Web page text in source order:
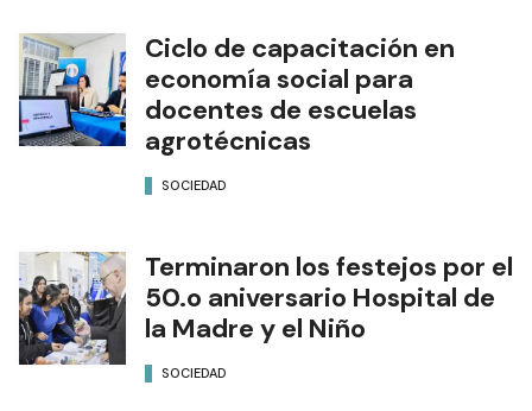
Ciclo de capacitación en
economía social para
docentes de escuelas
agrotécnicas
SOCIEDAD
Terminaron los festejos por el
50.o aniversario Hospital de
la Madre y el Niño
SOCIEDAD